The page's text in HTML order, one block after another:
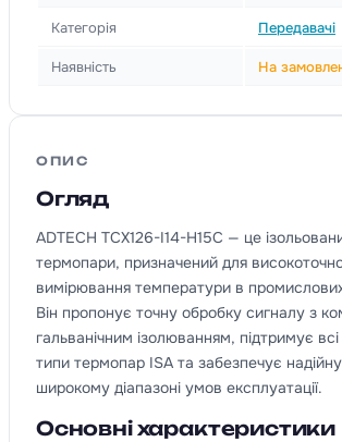
Категорія Передавачі
Наявність На
ОПИС
Огляд
ADTECH TCX126-I14-H15C — це
термопари, призначений для
вимірювання температури в
Він пропонує точну обробку сигналу з
гальванічним ізолюванням, підтримує
типи термопар ISA та забезпечує
широкому діапазоні умов експлуатації.
Основні характеристики